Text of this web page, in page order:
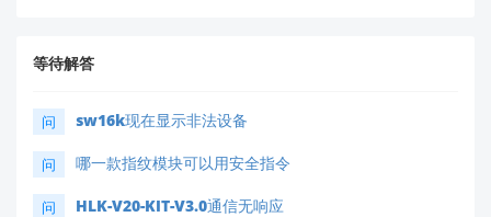
等待解答
问 sw16k现在显示非法设备
问 哪一款指纹模块可以用安全指令
问 HLK-V20-KIT-V3.0通信无响应